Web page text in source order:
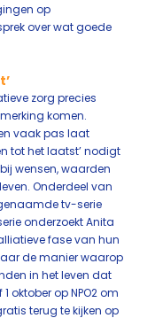
op
over wat goede
zorg precies
komen.
vaak pas laat
tot het laatst’ nodigt
wensen, waarden
Onderdeel van
tv-serie
onderzoekt Anita
fase van hun
de manier waarop
in het leven dat
oktober op NPO2 om
terug te kijken op